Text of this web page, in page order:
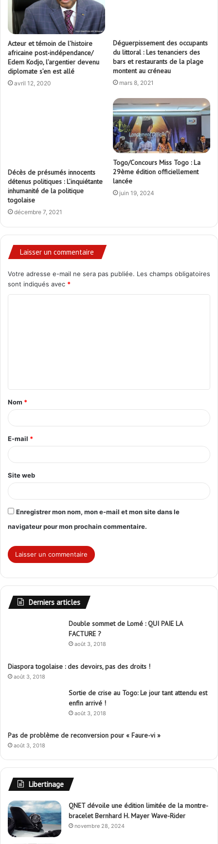
Acteur et témoin de l’histoire
africaine post-indépendance/
Edem Kodjo, l’argentier devenu
diplomate s’en est allé
avril 12, 2020
Déguerpissement des occupants
du littoral : Les tenanciers des
bars et restaurants de la plage
montent au créneau
mars 8, 2021
Décès de présumés innocents
détenus politiques : L’inquiétante
inhumanité de la politique
togolaise
décembre 7, 2021
Togo/Concours Miss Togo : La
29ème édition officiellement
lancée
juin 19, 2024
Laisser un commentaire
Votre adresse e-mail ne sera pas publiée. Les champs obligatoires
sont indiqués avec *
t
a
i
e
*
Nom *
E-mail *
Site web
Enregistrer mon nom, mon e-mail et mon site dans le
navigateur pour mon prochain commentaire.
Derniers articles
Double sommet de Lomé : QUI PAIE LA
FACTURE ?
août 3, 2018
Diaspora togolaise : des devoirs, pas des droits !
août 3, 2018
Sortie de crise au Togo: Le jour tant attendu est
enfin arrivé !
août 3, 2018
Pas de problème de reconversion pour « Faure-vi »
août 3, 2018
Libertinage
QNET dévoile une édition limitée de la montre-
bracelet Bernhard H. Mayer Wave-Rider
novembre 28, 2024